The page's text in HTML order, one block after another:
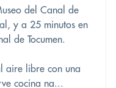
del Canal de
y a 25 minutos en
de Tocumen.
aire libre con una
cocina na...